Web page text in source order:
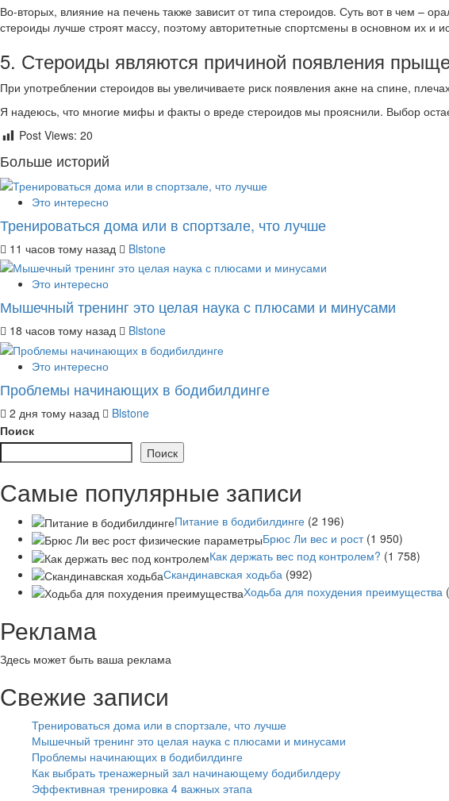
Во-вторых, влияние на печень также зависит от типа стероидов. Суть вот в чем –
стероиды лучше строят массу, поэтому авторитетные спортсмены в основном их и
5. Стероиды являются причиной появления
При употреблении стероидов вы увеличиваете риск появления акне на спине,
Я надеюсь, что многие мифы и факты о вреде стероидов мы прояснили. Выбор
Post Views: 20
Больше историй
Это интересно
Тренироваться дома или в спортзале, что лучше
11 часов тому назад Blstone
Это интересно
Мышечный тренинг это целая наука с плюсами и минусами
18 часов тому назад Blstone
Это интересно
Проблемы начинающих в бодибилдинге
2 дня тому назад
Blstone
Поиск
Поиск
Самые популярные записи
Питание в бодибилдинге (2 196)
Брюс Ли вес и рост (1 950)
Как держать вес под контролем? (1 758)
Скандинавская ходьба (992)
Ходьба для похудения преимущества
Реклама
Здесь может быть ваша реклама
Свежие записи
Тренироваться дома или в спортзале, что лучше
Мышечный тренинг это целая наука с плюсами и минусами
Проблемы начинающих в бодибилдинге
Как выбрать тренажерный зал начинающему бодибилдеру
Эффективная тренировка 4 важных этапа